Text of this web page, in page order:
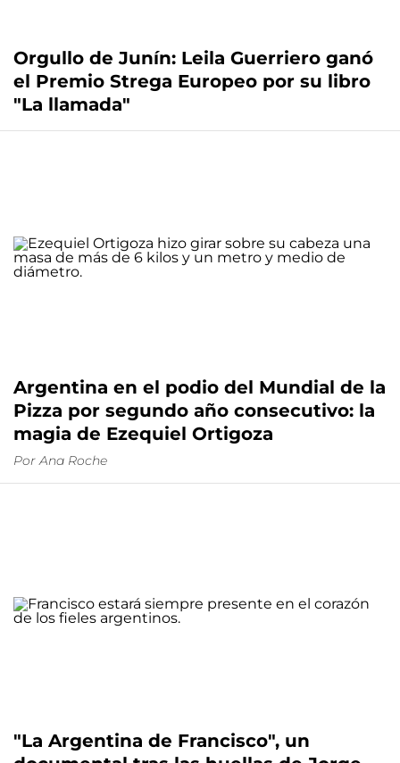
Orgullo de Junín: Leila Guerriero ganó
el Premio Strega Europeo por su libro
"La llamada"
Argentina en el podio del Mundial de la
Pizza por segundo año consecutivo: la
magia de Ezequiel Ortigoza
Por Ana Roche
"La Argentina de Francisco", un